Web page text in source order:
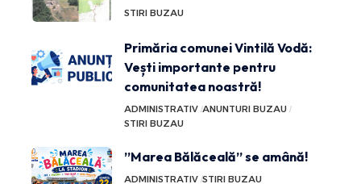
STIRI BUZAU
Primăria comunei Vintilă Vodă:
Vești importante pentru
comunitatea noastră!
ADMINISTRATIV ANUNTURI BUZAU
STIRI BUZAU
”Marea Bălăceală” se amână!
ADMINISTRATIV STIRI BUZAU